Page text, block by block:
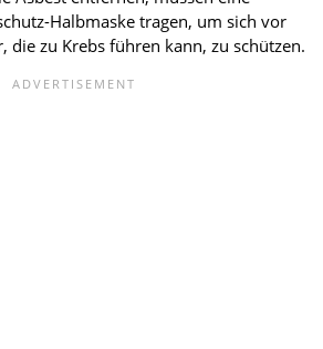
Halbmaske tragen, um sich vor
die zu Krebs führen kann, zu schützen.